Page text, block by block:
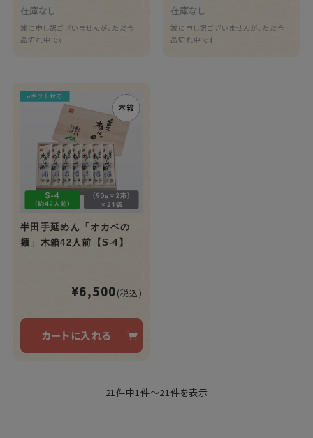
在庫なし
誠に申し訳ございませんが、ただ今
品切れ中です
在庫なし
誠に申し訳ございませんが、ただ今
品切れ中です
半田手延めん「オカベの
麺」木箱42人前【S-4】
¥6,500(税込)
カートに入れる
21件中1件～21件を表示